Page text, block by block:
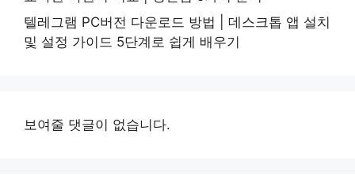
텔레그램 PC버전 다운로드 방법 | 데스크톱 앱 설치
및 설정 가이드 5단계로 쉽게 배우기
보여줄 댓글이 없습니다.